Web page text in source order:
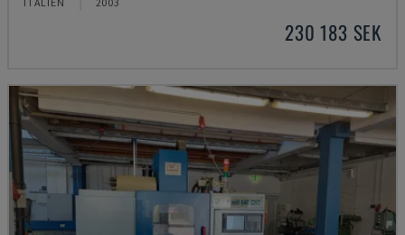
230 183 SEK